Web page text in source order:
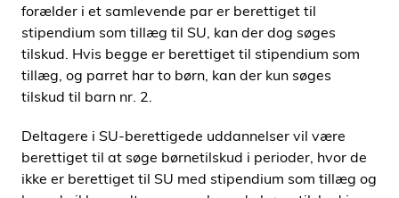
forælder i et samlevende par er berettiget til
stipendium som tillæg til SU, kan der dog søges
tilskud. Hvis begge er berettiget til stipendium som
tillæg, og parret har to børn, kan der kun søges
tilskud til barn nr. 2.
Deltagere i SU-berettigede uddannelser vil være
berettiget til at søge børnetilskud i perioder, hvor de
ikke er berettiget til SU med stipendium som tillæg og